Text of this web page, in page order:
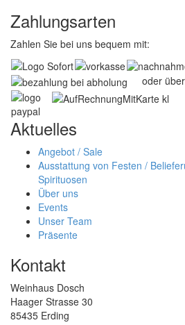
Zahlungsarten
Zahlen Sie bei uns bequem mit:
oder über
Aktuelles
Angebot / Sale
Ausstattung von Festen /
Spirituosen
Über uns
Events
Unser Team
Präsente
Kontakt
Weinhaus Dosch
Haager Strasse 30
85435 Erding